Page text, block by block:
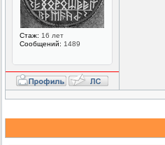
Стаж: 16 лет
Сообщений: 1489